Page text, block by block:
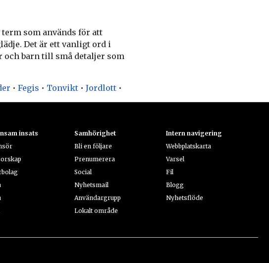
som används för att
Det är ett vanligt ord i
och barn till små detaljer som
• Fegis • Tonvikt • Jordlott •
insats
Samhörighet
Bli en följare
Prenumerera
Social
Nyhetsmail
Användargrupp
Lokalt område
Intern navigering
Webbplatskarta
Varsel
Fil
Blogg
Nyhetsflöde